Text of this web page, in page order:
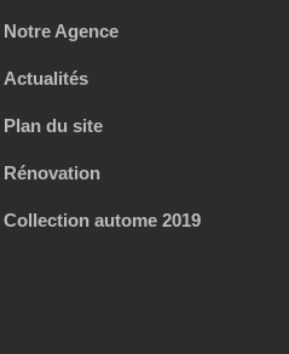
Notre Agence
Actualités
Plan du site
Rénovation
Collection autome 2019